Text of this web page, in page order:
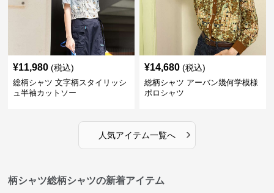
¥11,980 (税込)
総柄シャツ 文字柄スタイリッシ
ュ半袖カットソー
¥14,680 (税込)
総柄シャツ アーバン幾何学模様
ポロシャツ
人気アイテム一覧へ ›
柄シャツ総柄シャツの新着アイテム